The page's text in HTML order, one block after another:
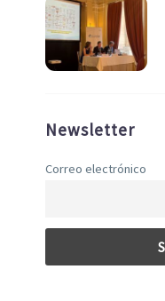
Newsletter
Correo electrónico